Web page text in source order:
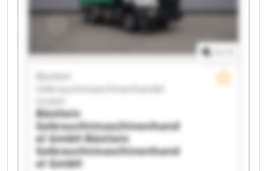
Bästlein
Gebrauchtmaschinenhandel
Bästlein
Gebrauchtmaschinenhand
el GmbHBästlein
Gebrauchtmaschinenhand
el GmbH